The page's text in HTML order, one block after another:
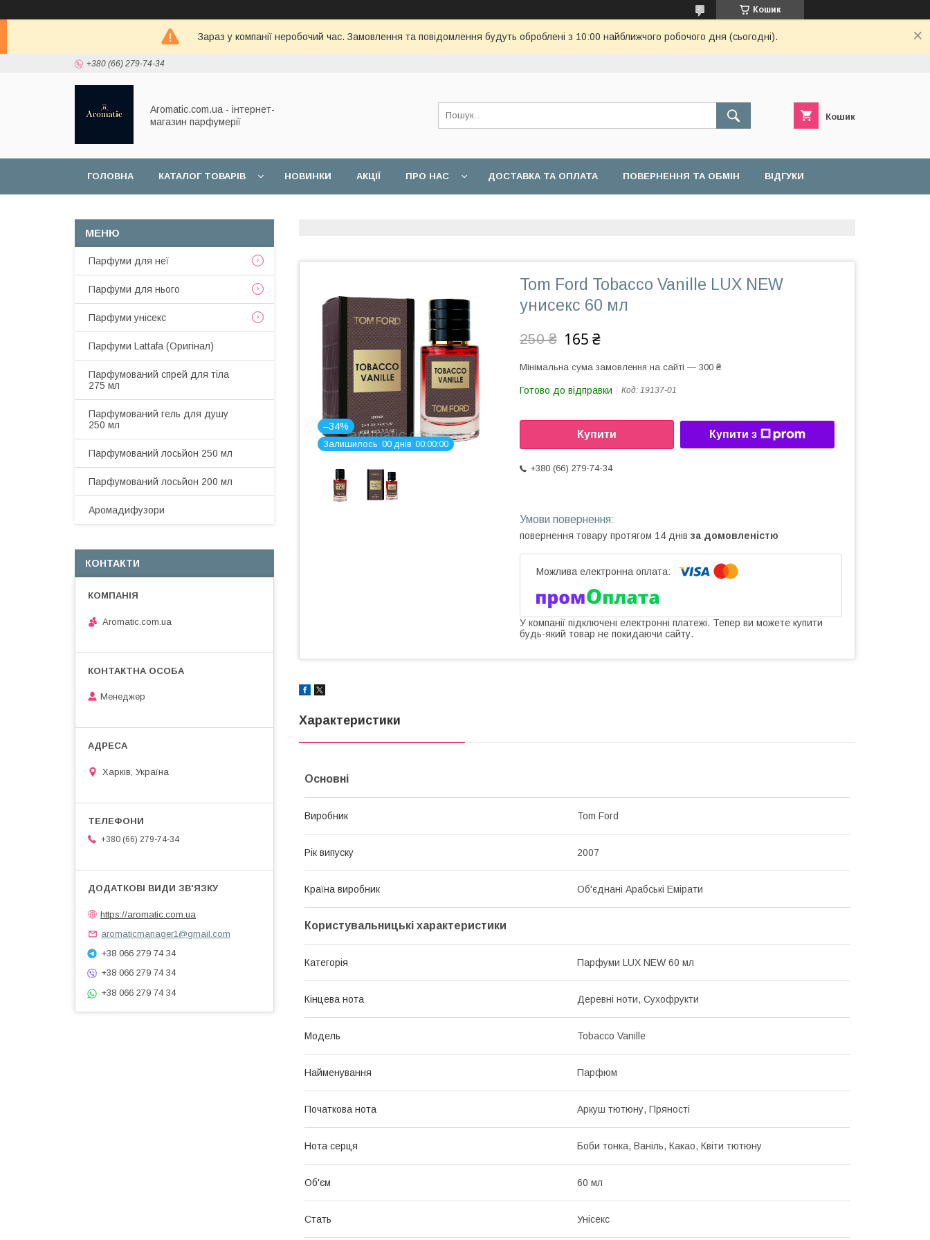
Кошик
Зараз у компанії неробочий час. Замовлення та повідомлення будуть оброблені з 10:00 найближчого робочого дня (сьогодні).
+380 (66) 279-74-34
Aromatic.com.ua - інтернет-
магазин парфумерії
Кошик
ГОЛОВНА КАТАЛОГ ТОВАРІВ НОВИНКИ АКЦІЇ ПРО НАС ДОСТАВКА ТА ОПЛАТА ПОВЕРНЕННЯ ТА ОБМІН ВІДГУКИ
–34%
Залишилось 00 днів 00 00 00
Tom Ford Tobacco Vanille LUX NEW
унисекс 60 мл
250 ₴ 165 ₴
Мінімальна сума замовлення на сайті — 300 ₴
Готово до відправки Код: 19137-01
Купити Купити з
+380 (66) 279-74-34
повернення товару протягом 14 днів за домовленістю
У компанії підключені електронні платежі. Тепер ви можете купити
будь-який товар не покидаючи сайту.
Характеристики
Основні
Виробник Tom Ford
Рік випуску 2007
Країна виробник Об'єднані Арабські Емірати
Користувальницькі характеристики
Категорія Парфуми LUX NEW 60 мл
Кінцева нота Деревні ноти, Сухофрукти
Мoдель Tobacco Vanille
Найменування Парфюм
Початкова нота Аркуш тютюну, Пряності
Нота серця Боби тонка, Ваніль, Какао, Квіти тютюну
Об'єм 60 мл
Стать Унісекс
Парфуми для неї
Парфуми для нього
Парфуми унісекс
Парфуми Lattafa (Оригінал)
Парфумований спрей для тіла
275 мл
Парфумований гель для душу
250 мл
Парфумований лосьйон 250 мл
Парфумований лосьйон 200 мл
Аромадифузори
КОНТАКТИ
Aromatic.com.ua
Менеджер
Харків, Україна
+380 (66) 279-74-34
https://aromatic.com.ua
aromaticmanager1@gmail.com
+38 066 279 74 34
+38 066 279 74 34
+38 066 279 74 34